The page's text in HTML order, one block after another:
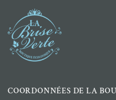
COORDONNÉES DE LA